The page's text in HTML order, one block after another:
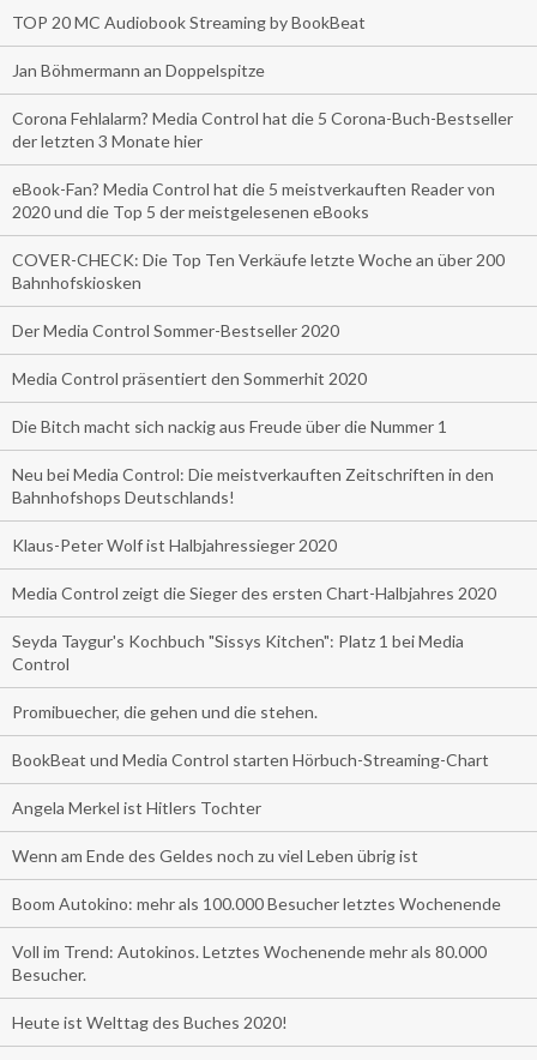
TOP 20 MC Audiobook Streaming by BookBeat
Jan Böhmermann an Doppelspitze
Corona Fehlalarm? Media Control hat die 5 Corona-Buch-Bestseller
der letzten 3 Monate hier
eBook-Fan? Media Control hat die 5 meistverkauften Reader von
2020 und die Top 5 der meistgelesenen eBooks
COVER-CHECK: Die Top Ten Verkäufe letzte Woche an über 200
Bahnhofskiosken
Der Media Control Sommer-Bestseller 2020
Media Control präsentiert den Sommerhit 2020
Die Bitch macht sich nackig aus Freude über die Nummer 1
Neu bei Media Control: Die meistverkauften Zeitschriften in den
Bahnhofshops Deutschlands!
Klaus-Peter Wolf ist Halbjahressieger 2020
Media Control zeigt die Sieger des ersten Chart-Halbjahres 2020
Seyda Taygur's Kochbuch "Sissys Kitchen": Platz 1 bei Media
Control
Promibuecher, die gehen und die stehen.
BookBeat und Media Control starten Hörbuch-Streaming-Chart
Angela Merkel ist Hitlers Tochter
Wenn am Ende des Geldes noch zu viel Leben übrig ist
Boom Autokino: mehr als 100.000 Besucher letztes Wochenende
Voll im Trend: Autokinos. Letztes Wochenende mehr als 80.000
Besucher.
Heute ist Welttag des Buches 2020!